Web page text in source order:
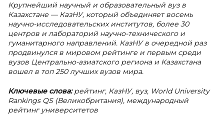
Крупнейший научный и образовательный вуз в
Казахстане — КазНУ, который объединяет восемь
научно-исследовательских институтов, более 30
центров и лабораторий научно-технического и
гуманитарного направлений. КазНУ в очередной раз
продвинулся в мировом рейтинге и первым среди
вузов Центрально-азиатского региона и Казахстана
вошел в топ 250 лучших вузов мира.
Ключевые слова:рейтинг, КазНУ, вуз, World University
Rankings QS (Великобритания), международный
рейтинг университетов